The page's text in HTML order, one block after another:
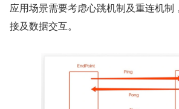
应用场景需要考虑心跳机制及重连机制
接及数据交互。